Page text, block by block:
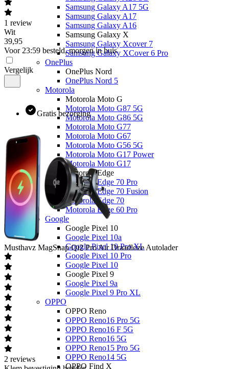
Samsung Galaxy A17 5G
Samsung Galaxy A17
Samsung Galaxy A16
Samsung Galaxy X
Samsung Galaxy Xcover 7
Samsung Galaxy XCover 6 Pro
OnePlus
OnePlus Nord
OnePlus Nord 5
Motorola
Motorola Moto G
Motorola Moto G87 5G
Motorola Moto G86 5G
Motorola Moto G77
Motorola Moto G67
Motorola Moto G56 5G
Motorola Moto G17 Power
Motorola Moto G17
Motorola Edge
Motorola Edge 70 Pro
Motorola Edge 70 Fusion
Motorola Edge 70
Motorola Edge 60 Pro
Google
Google Pixel 10
Google Pixel 10a
Google Pixel 10 Pro XL
Google Pixel 10 Pro
Google Pixel 10
Google Pixel 9
Google Pixel 9a
Google Pixel 9 Pro XL
OPPO
OPPO Reno
OPPO Reno16 Pro 5G
OPPO Reno16 F 5G
OPPO Reno16 5G
OPPO Reno15 Pro 5G
OPPO Reno14 5G
OPPO Find X
1 review
Wit
39,95
Voor 23:59 besteld, morgen in huis
Vergelijk
Gratis bezorging
Musthavz MagSnap Qi2 Pro Air Draadloze Autolader
2 reviews